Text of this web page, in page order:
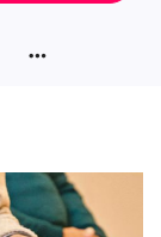
more_horiz